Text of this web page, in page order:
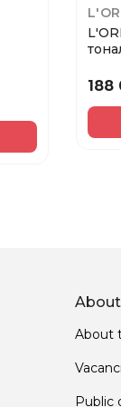
188
About
Public